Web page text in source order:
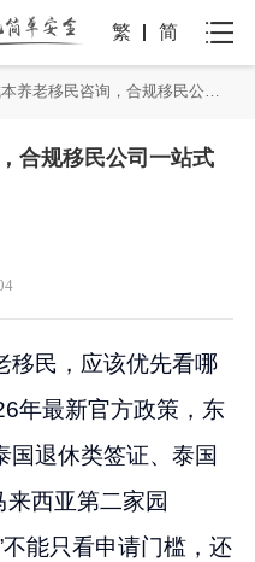
繁 简
东南亚低成本养老移民咨询，合规移民公司一站式代办
合规移民公司一站式
移民，应该优先看哪
年最新官方政策，东
国退休类签证、泰国
西亚第二家园
能只看申请门槛，还